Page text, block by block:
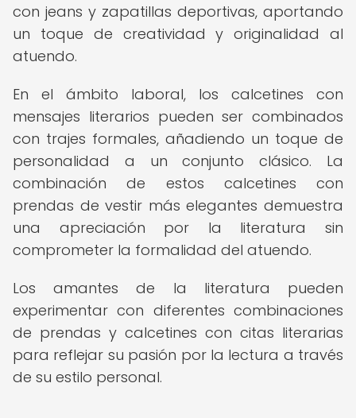
con jeans y zapatillas deportivas, aportando
un toque de creatividad y originalidad al
atuendo.
En el ámbito laboral, los calcetines con
mensajes literarios pueden ser combinados
con trajes formales, añadiendo un toque de
personalidad a un conjunto clásico. La
combinación de estos calcetines con
prendas de vestir más elegantes demuestra
una apreciación por la literatura sin
comprometer la formalidad del atuendo.
Los amantes de la literatura pueden
experimentar con diferentes combinaciones
de prendas y calcetines con citas literarias
para reflejar su pasión por la lectura a través
de su estilo personal.